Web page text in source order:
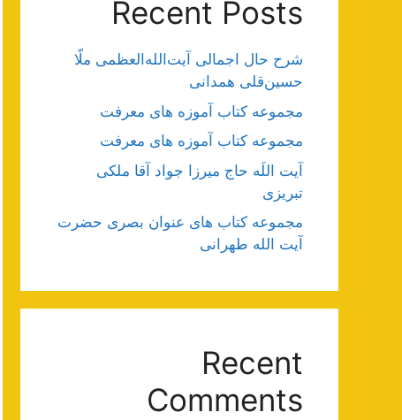
Recent Posts
شرح حال اجمالی آیت‌الله‌العظمی ملّا
حسین‌قلی همدانی
مجموعه کتاب آموزه های معرفت
مجموعه کتاب آموزه های معرفت
آیت اللَه حاج میرزا جواد آقا ملکی
تبریزی
مجموعه کتاب های عنوان بصری حضرت
آیت الله طهرانی
Recent
Comments